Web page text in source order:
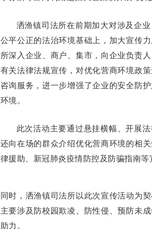
洒渔镇司法所在前期加大对涉及企
公平公正的法治环境基础上，加大宣传
所深入企业、商户、集市，向企业负责
有关法律法规宣传，对优化营商环境政
咨询服务，进一步增强了企业的安全防
环境。
此次活动主要通过悬挂横幅、开展
还向在场的群众介绍优化营商环境的相
律援助、新冠肺炎疫情防控及防骗指南等
同时，洒渔镇司法所以此次宣传活动为
主要涉及防校园欺凌、防性侵、预防未
助力。